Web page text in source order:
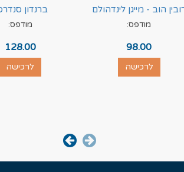
הוב - מייגן לינדהולם
מודפס:
98.00
לרכישה
ברנדון
מודפס:
128.00
לרכישה